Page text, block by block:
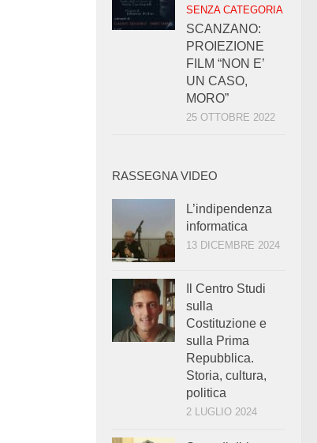
SENZA CATEGORIA
SCANZANO:
PROIEZIONE
FILM “NON E’
UN CASO,
MORO”
25 OTTOBRE 2022
RASSEGNA VIDEO
L’indipendenza
informatica
13 DICEMBRE 2024
Il Centro Studi
sulla
Costituzione e
sulla Prima
Repubblica.
Storia, cultura,
politica
2 LUGLIO 2024